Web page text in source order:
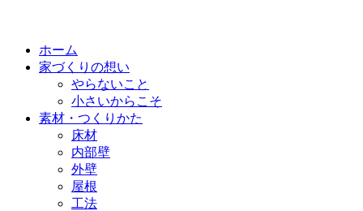
ホーム
家づくりの想い
やらないこと
小さいからこそ
素材・つくりかた
床材
内部壁
外壁
屋根
工法